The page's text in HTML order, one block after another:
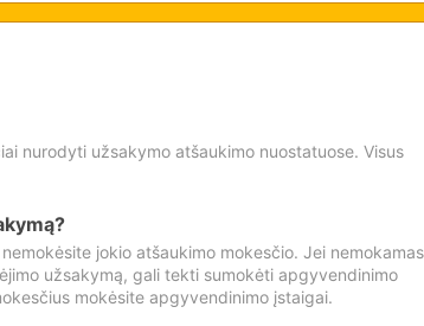
nurodyti užsakymo atšaukimo nuostatuose. Visus
jokio atšaukimo mokesčio. Jei nemokamas
užsakymą, gali tekti sumokėti apgyvendinimo
mokėsite apgyvendinimo įstaigai.